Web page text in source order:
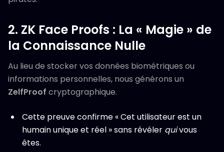
2. ZK Face Proofs : La « Magie » de
la Connaissance Nulle
Au lieu de stocker vos données biométriques ou
informations personnelles, nous générons un
ZelfProof cryptographique.
Cette preuve confirme « Cet utilisateur est un
humain unique et réel » sans révéler quivous
êtes.